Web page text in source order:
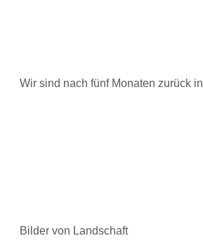
Wir sind nach fünf Monaten zurück
Bilder von Landschaft